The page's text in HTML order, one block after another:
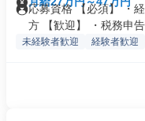
応募資格 【必須】 ・
方 【歓迎】 ・税務申告
未経験者歓迎 経験者歓迎